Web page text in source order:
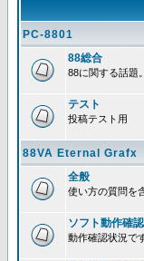
PC-8801
88総合
88に関する話題
テスト
投稿テスト用
88VA Eternal Grafx
全般
使い方の質問を
ソフト動作確認
動作確認状況で